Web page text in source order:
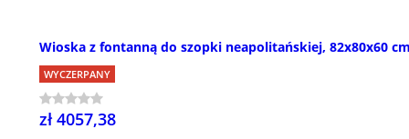
Wioska z fontanną do szopki neapolitańskiej, 82x80x60
WYCZERPANY
zł 4057,38